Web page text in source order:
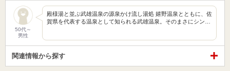
50代～
男性
殿様湯と並ぶ武雄温泉の源泉かけ流し湯処 嬉野温泉とともに、佐
賀県を代表する温泉として知られる武雄温泉。そのまさにシン…
関連情報から探す